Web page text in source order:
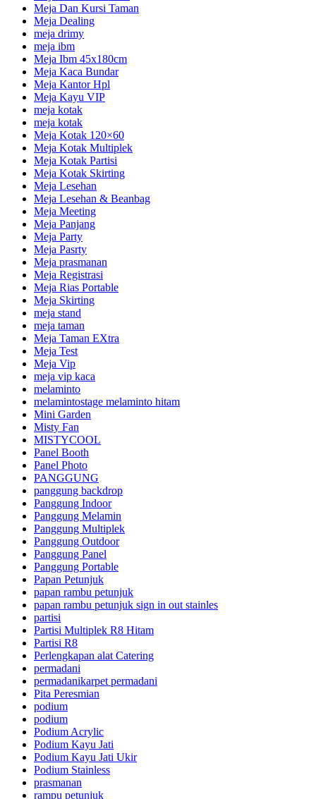
Meja Dan Kursi Taman
Meja Dealing
meja drimy
meja ibm
Meja Ibm 45x180cm
Meja Kaca Bundar
Meja Kantor Hpl
Meja Kayu VIP
meja kotak
meja kotak
Meja Kotak 120×60
Meja Kotak Multiplek
Meja Kotak Partisi
Meja Kotak Skirting
Meja Lesehan
Meja Lesehan & Beanbag
Meja Meeting
Meja Panjang
Meja Party
Meja Pasrty
Meja prasmanan
Meja Registrasi
Meja Rias Portable
Meja Skirting
meja stand
meja taman
Meja Taman EXtra
Meja Test
Meja Vip
meja vip kaca
melaminto
melamintostage melaminto hitam
Mini Garden
Misty Fan
MISTYCOOL
Panel Booth
Panel Photo
PANGGUNG
panggung backdrop
Panggung Indoor
Panggung Melamin
Panggung Multiplek
Panggung Outdoor
Panggung Panel
Panggung Portable
Papan Petunjuk
papan rambu petunjuk
papan rambu petunjuk sign in out stainles
partisi
Partisi Multiplek R8 Hitam
Partisi R8
Perlengkapan alat Catering
permadani
permadanikarpet permadani
Pita Peresmian
podium
podium
Podium Acrylic
Podium Kayu Jati
Podium Kayu Jati Ukir
Podium Stainless
prasmanan
rampu petunjuk